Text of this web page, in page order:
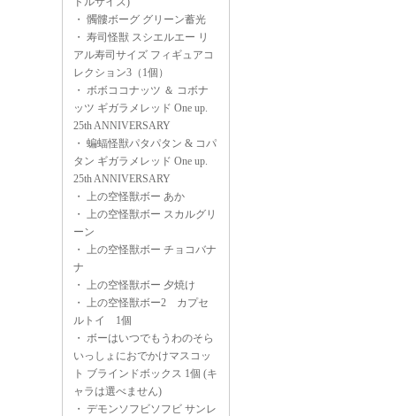
・ 髑髏ボーグ グリーン蓄光
・ 寿司怪獣 スシエルエー リ
アル寿司サイズ フィギュアコ
レクション3（1個）
・ ボボココナッツ ＆ コボナ
ッツ ギガラメレッド One up.
25th ANNIVERSARY
・ 蝙蝠怪獣パタパタン & コパ
タン ギガラメレッド One up.
25th ANNIVERSARY
・ 上の空怪獣ボー あか
・ 上の空怪獣ボー スカルグリ
ーン
・ 上の空怪獣ボー チョコバナ
ナ
・ 上の空怪獣ボー 夕焼け
・ 上の空怪獣ボー2 カプセ
ルトイ 1個
・ ボーはいつでもうわのそら
いっしょにおでかけマスコッ
ト ブラインドボックス 1個 (キ
ャラは選べません)
・ デモンソフビソフビ サンレ